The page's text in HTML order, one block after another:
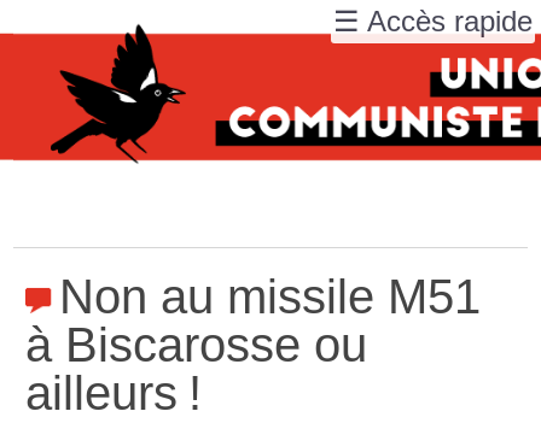
Non au missile M51
à Biscarosse ou
ailleurs !
☰ Accès rapide